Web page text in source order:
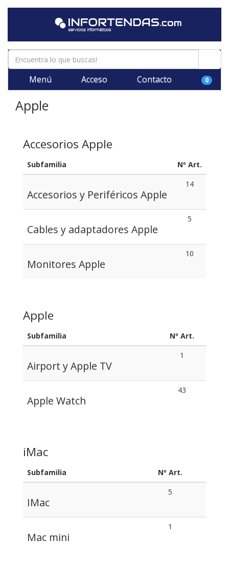
Menú Acceso Contacto 0
Apple
Accesorios Apple
Subfamilia Nº Art.
Accesorios y Periféricos Apple
14
Cables y adaptadores Apple
5
Monitores Apple
10
Apple
Subfamilia Nº Art.
Airport y Apple TV
1
Apple Watch
43
iMac
Subfamilia Nº Art.
IMac
5
Mac mini
1